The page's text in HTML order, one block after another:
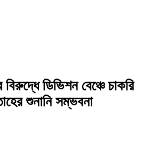
বিরুদ্ধে ডিভিশন বেঞ্চে চাকরি
শুনানি সম্ভবনা